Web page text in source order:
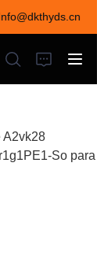
a visitar
tienda!
para más
detalles,